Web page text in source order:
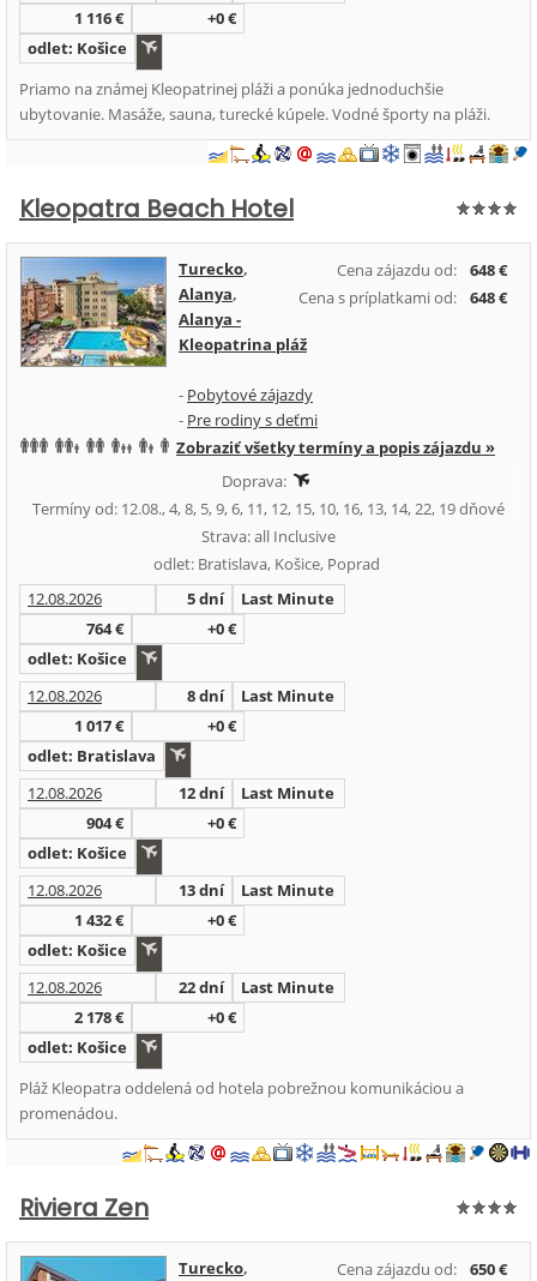
1 116 €
+0 €
odlet: Košice
Priamo na známej Kleopatrinej pláži a ponúka jednoduchšie
ubytovanie. Masáže, sauna, turecké kúpele. Vodné športy na pláži.
Kleopatra Beach Hotel
Cena zájazdu od:
648 €
Cena s príplatkami od:
648 €
Turecko,
Alanya,
Alanya -
Kleopatrina pláž
- Pobytové zájazdy
- Pre rodiny s deťmi
Zobraziť všetky termíny a popis zájazdu »
Doprava:
Termíny od: 12.08., 4, 8, 5, 9, 6, 11, 12, 15, 10, 16, 13, 14, 22, 19 dňové
Strava: all Inclusive
odlet: Bratislava, Košice, Poprad
12.08.2026
5 dní
Last Minute
764 €
+0 €
odlet: Košice
12.08.2026
8 dní
Last Minute
1 017 €
+0 €
odlet: Bratislava
12.08.2026
12 dní
Last Minute
904 €
+0 €
odlet: Košice
12.08.2026
13 dní
Last Minute
1 432 €
+0 €
odlet: Košice
12.08.2026
22 dní
Last Minute
2 178 €
+0 €
odlet: Košice
Pláž Kleopatra oddelená od hotela pobrežnou komunikáciou a
promenádou.
Riviera Zen
Cena zájazdu od:
650 €
Turecko,